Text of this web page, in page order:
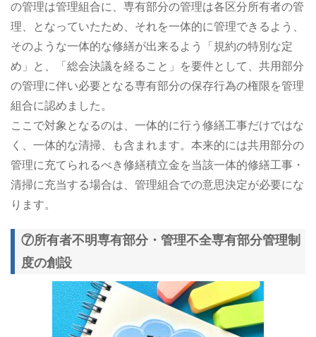
の管理は管理組合に、専有部分の管理は各区分所有者の管
理、となっていたため、それを一体的に管理できるよう、
そのような一体的な修繕が出来るよう「規約の特別な定
め」と、「総会決議を経ること」を要件として、共用部分
の管理に伴い必要となる専有部分の保存行為の権限を管理
組合に認めました。
ここで対象となるのは、一体的に行う修繕工事だけではな
く、一体的な清掃、も含まれます。本来的には共用部分の
管理に充てられるべき修繕積立金を当該一体的修繕工事・
清掃に充当する場合は、管理組合での意思決定が必要にな
ります。
⑦所有者不明専有部分・管理不全専有部分管理制
度の創設